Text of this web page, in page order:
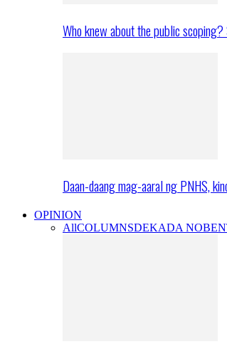
Who knew about the public
Daan-daang mag-aaral ng PNHS,
OPINION
AllCOLUMNSDEKADA